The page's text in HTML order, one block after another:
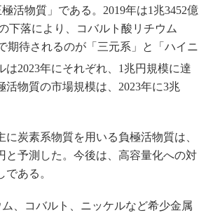
活物質」である。2019年は1兆3452億
下落により、コバルト酸リチウム
期待されるのが「三元系」と「ハイニ
2023年にそれぞれ、1兆円規模に達
物質の市場規模は、2023年に3兆
炭素系物質を用いる負極活物質は、
と予測した。今後は、高容量化への対
ある。
、コバルト、ニッケルなど希少金属